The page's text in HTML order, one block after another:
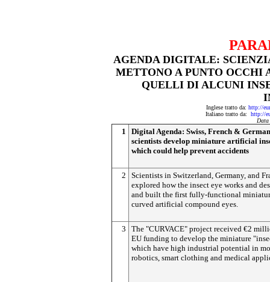
AGENDA DIGITALE:
METTONO A PUNTO
QUELLI DI ALCUNI
Inglese tratto da: http://
Italiano tratto da: http://
Data
1
Digital Agenda: Swiss, French & German
scientists develop miniature artificial
which could help prevent accidents
2
Scientists in Switzerland, Germany, and
explored how the insect eye works and
and built the first fully-functional
curved artificial compound eyes.
3
The "CURVACE" project received €2
EU funding to develop the miniature
which have high industrial potential in
robotics, smart clothing and medical